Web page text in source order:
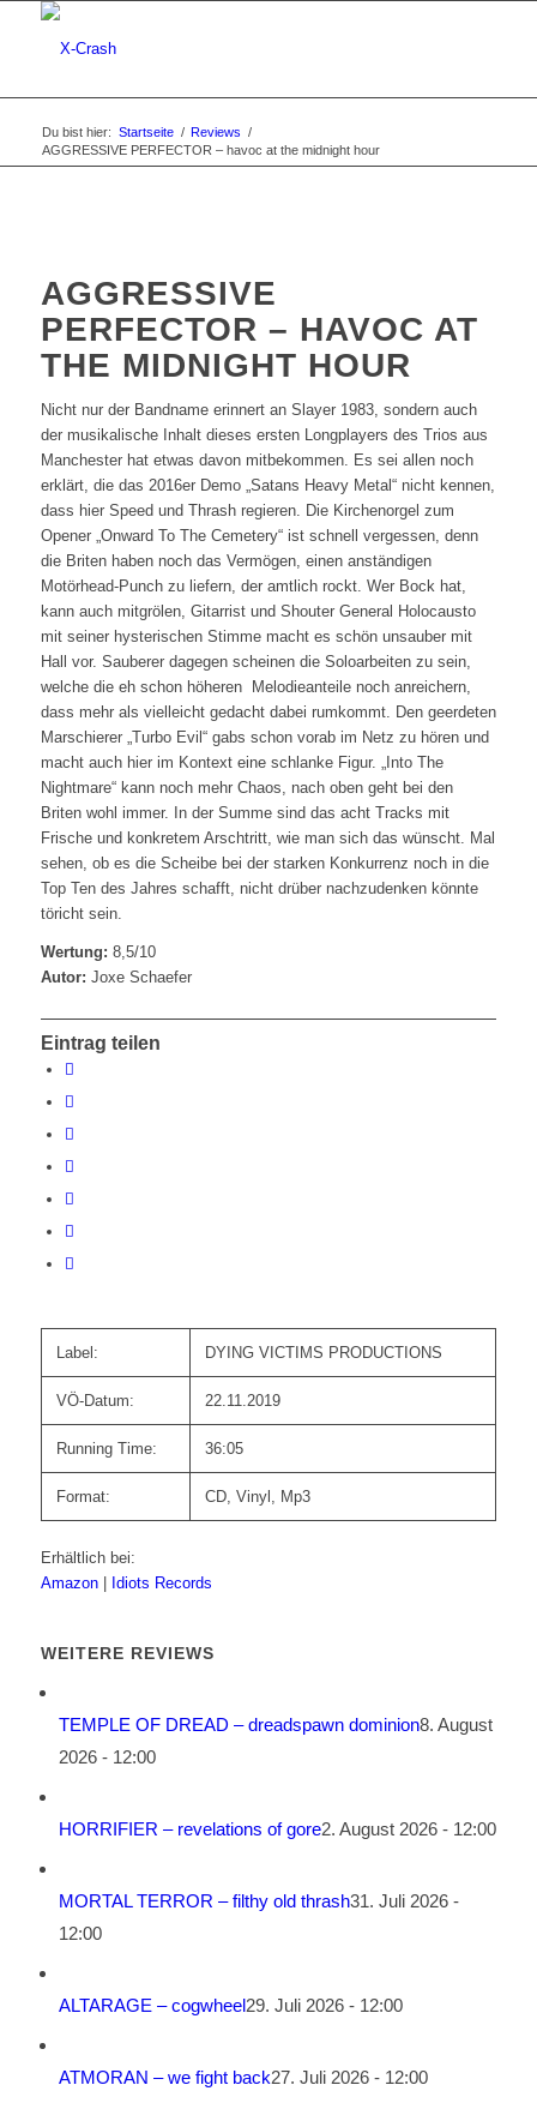
Du bist hier: Startseite / Reviews /
AGGRESSIVE PERFECTOR – havoc at the midnight hour
AGGRESSIVE
PERFECTOR – HAVOC AT
THE MIDNIGHT HOUR
Nicht nur der Bandname erinnert an Slayer 1983, sondern auch
der musikalische Inhalt dieses ersten Longplayers des Trios aus
Manchester hat etwas davon mitbekommen. Es sei allen noch
erklärt, die das 2016er Demo „Satans Heavy Metal“ nicht kennen,
dass hier Speed und Thrash regieren. Die Kirchenorgel zum
Opener „Onward To The Cemetery“ ist schnell vergessen, denn
die Briten haben noch das Vermögen, einen anständigen
Motörhead-Punch zu liefern, der amtlich rockt. Wer Bock hat,
kann auch mitgrölen, Gitarrist und Shouter General Holocausto
mit seiner hysterischen Stimme macht es schön unsauber mit
Hall vor. Sauberer dagegen scheinen die Soloarbeiten zu sein,
welche die eh schon höheren Melodieanteile noch anreichern,
dass mehr als vielleicht gedacht dabei rumkommt. Den geerdeten
Marschierer „Turbo Evil“ gabs schon vorab im Netz zu hören und
macht auch hier im Kontext eine schlanke Figur. „Into The
Nightmare“ kann noch mehr Chaos, nach oben geht bei den
Briten wohl immer. In der Summe sind das acht Tracks mit
Frische und konkretem Arschtritt, wie man sich das wünscht. Mal
sehen, ob es die Scheibe bei der starken Konkurrenz noch in die
Top Ten des Jahres schafft, nicht drüber nachzudenken könnte
töricht sein.
Wertung: 8,5/10
Autor: Joxe Schaefer
Eintrag teilen
Label: DYING VICTIMS PRODUCTIONS
VÖ-Datum: 22.11.2019
Running Time: 36:05
Format: CD, Vinyl, Mp3
Erhältlich bei:
Amazon
Idiots Records
WEITERE REVIEWS
TEMPLE OF DREAD – dreadspawn dominion8. August
2026 - 12:00
HORRIFIER – revelations of gore2. August 2026 - 12:00
MORTAL TERROR – filthy old thrash31. Juli 2026 -
12:00
ALTARAGE – cogwheel29. Juli 2026 - 12:00
ATMORAN – we fight back27. Juli 2026 - 12:00